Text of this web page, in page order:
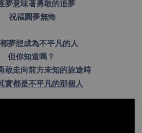
夢意味著勇敢的追夢
祝福圓夢無悔
夢想成為不平凡的人
但你知道嗎？
敢走向前方未知的旅途時
實都是不平凡的那個人